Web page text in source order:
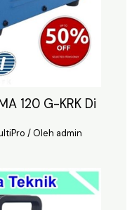
120 G-KRK Di
/ Oleh admin